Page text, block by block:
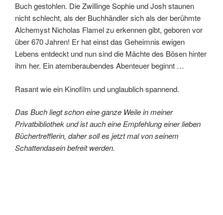
Buch gestohlen. Die Zwillinge Sophie und Josh staunen
nicht schlecht, als der Buchhändler sich als der berühmte
Alchemyst Nicholas Flamel zu erkennen gibt, geboren vor
über 670 Jahren! Er hat einst das Geheimnis ewigen
Lebens entdeckt und nun sind die Mächte des Bösen hinter
ihm her. Ein atemberaubendes Abenteuer beginnt …
Rasant wie ein Kinofilm und unglaublich spannend.
Das Buch liegt schon eine ganze Weile in meiner
Privatbibliothek und ist auch eine Empfehlung einer lieben
Büchertrefflerin, daher soll es jetzt mal von seinem
Schattendasein befreit werden.